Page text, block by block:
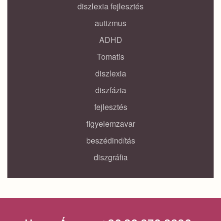
diszlexia fejlesztés
autizmus
ADHD
Tomatis
diszlexia
diszfázia
fejlesztés
figyelemzavar
beszédindítás
diszgráfia